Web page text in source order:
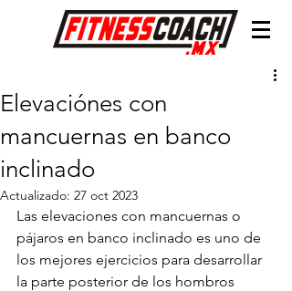
Elevaciónes con
mancuernas en banco
inclinado
Actualizado: 27 oct 2023
Las elevaciones con mancuernas o
pájaros en banco inclinado es uno de
los mejores ejercicios para desarrollar
la parte posterior de los hombros